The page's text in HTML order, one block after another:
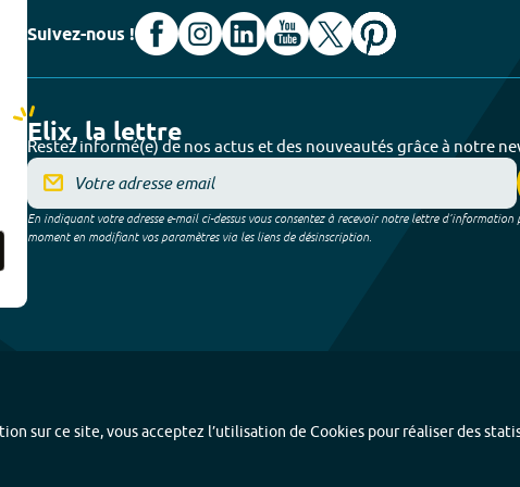
Suivez-nous !
Elix, la lettre
Restez informé(e) de nos actus et des nouveautés grâce à notre
En indiquant votre adresse e-mail ci-dessus vous consentez à recevoir notre lettre
moment en modifiant vos paramètres via les liens de désinscription.
sur ce site, vous acceptez l’utilisation de Cookies pour réaliser des